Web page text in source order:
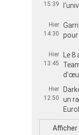
15:39
Hier
14:30
pour
Hier
13:45
Le
Hier
12:50
un
Afficher